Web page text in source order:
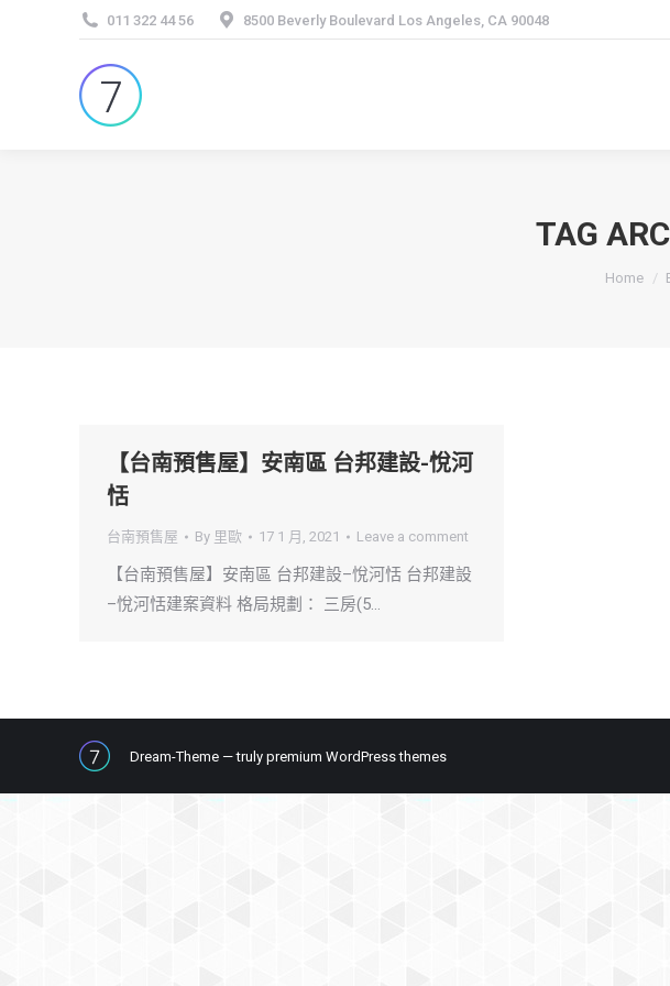
011 322 44 56 8500 Beverly Boulevard Los Angeles, CA 90048
TAG
You are
Home
【台南預售屋】安南區 台邦建設-悅河
恬
台南預售屋 By 里歐 17 1 月, 2021 Leave a comment
【台南預售屋】安南區 台邦建設–悅河恬 台邦建設
–悅河恬建案資料 格局規劃： 三房(5…
Dream-Theme — truly premium WordPress themes